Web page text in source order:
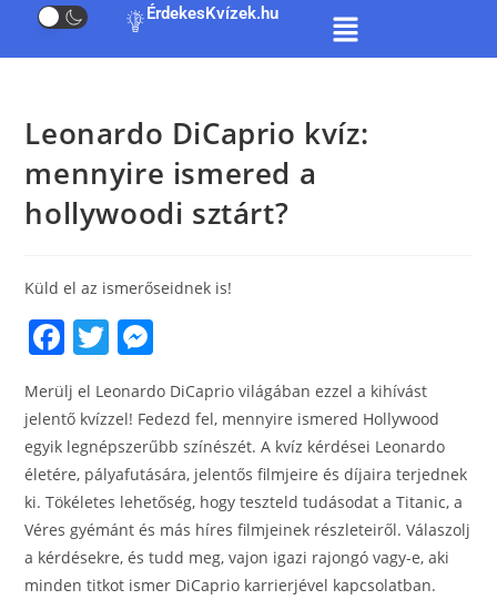
ÉrdekesKvízek.hu
Leonardo DiCaprio kvíz:
mennyire ismered a
hollywoodi sztárt?
Küld el az ismerőseidnek is!
F
a
c
e
b
o
o
k
T
itt
er
e
ss
e
n
g
er
Merülj el Leonardo DiCaprio világában ezzel a kihívást
jelentő kvízzel! Fedezd fel, mennyire ismered Hollywood
egyik legnépszerűbb színészét. A kvíz kérdései Leonardo
életére, pályafutására, jelentős filmjeire és díjaira terjednek
ki. Tökéletes lehetőség, hogy teszteld tudásodat a Titanic, a
Véres gyémánt és más híres filmjeinek részleteiről. Válaszolj
a kérdésekre, és tudd meg, vajon igazi rajongó vagy-e, aki
minden titkot ismer DiCaprio karrierjével kapcsolatban.